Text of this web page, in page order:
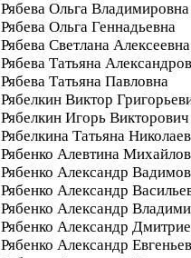
Рябева Ольга Владимировна
Рябева Ольга Геннадьевна
Рябева Светлана Алексеевна
Рябева Татьяна
Рябева Татьяна Павловна
Рябелкин Виктор
Рябелкин Игорь Викторович
Рябелкина Татьяна
Рябенко Алевтина
Рябенко Александр
Рябенко Александр
Рябенко Александр
Рябенко Александр
Рябенко Александр